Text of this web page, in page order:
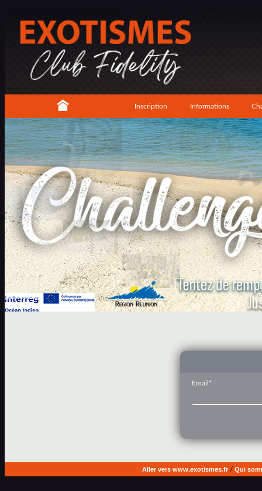
Inscription Informations
Email*
Aller vers www.exotismes.fr/ Qui